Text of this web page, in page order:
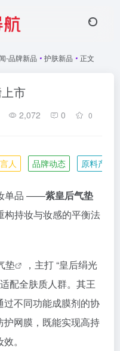
-品牌新品 • 护肤新品 • 正文
市
2,072 0 0
人 品牌动态 原料产业
单品 ——紫皇后气垫
构持妆与妆感的平衡法
垫
，主打 “皇后绢光
配全肤质人群。其王
过不同功能成膜剂的协
网膜，既能实现高持
。